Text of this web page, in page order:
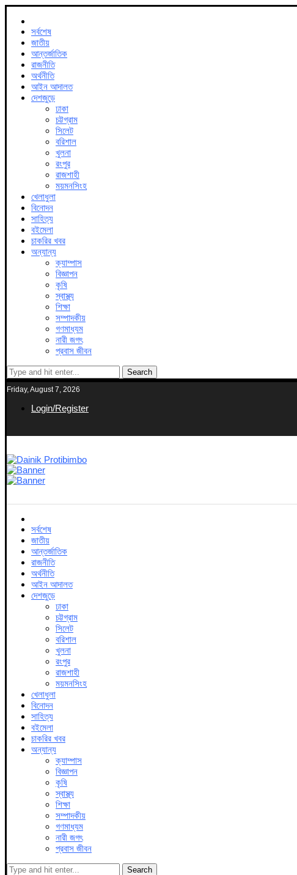
সর্বশেষ
জাতীয়
আন্তর্জাতিক
রাজনীতি
অর্থনীতি
আইন আদালত
দেশজুড়ে
ঢাকা
চট্টগ্রাম
সিলেট
বরিশাল
খুলনা
রংপুর
রাজশাহী
ময়মনসিংহ
খেলাধুলা
বিনোদন
সাহিত্য
বইমেলা
চাকরির খবর
অন্যান্য
ক্যাম্পাস
বিজ্ঞাপন
কৃষি
স্বাস্থ্য
শিক্ষা
সম্পাদকীয়
গণমাধ্যম
নারী জগৎ
প্রবাস জীবন
Search
Friday, August 7, 2026
Login/Register
সর্বশেষ
জাতীয়
আন্তর্জাতিক
রাজনীতি
অর্থনীতি
আইন আদালত
দেশজুড়ে
ঢাকা
চট্টগ্রাম
সিলেট
বরিশাল
খুলনা
রংপুর
রাজশাহী
ময়মনসিংহ
খেলাধুলা
বিনোদন
সাহিত্য
বইমেলা
চাকরির খবর
অন্যান্য
ক্যাম্পাস
বিজ্ঞাপন
কৃষি
স্বাস্থ্য
শিক্ষা
সম্পাদকীয়
গণমাধ্যম
নারী জগৎ
প্রবাস জীবন
Search